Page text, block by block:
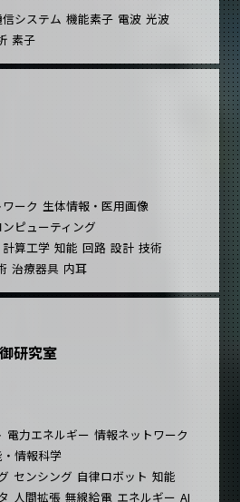
システム 機能素子 電波 光波
素子
ーク 生体情報・医用画像
ピューティング
計算工学 知能 回路 設計 技術
治療器具 内耳
研究室
電力エネルギー 情報ネットワーク
情報科学
センシング 自律ロボット 知能
人間拡張 無線給電 エネルギー AI